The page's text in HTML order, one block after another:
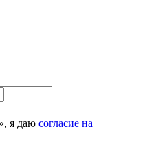
, я даю согласие на